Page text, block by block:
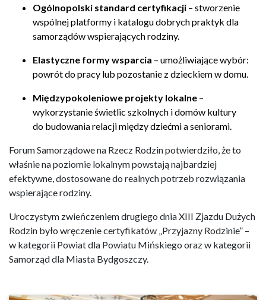
Ogólnopolski standard certyfikacji – stworzenie
wspólnej platformy i katalogu dobrych praktyk dla
samorządów wspierających rodziny.
Elastyczne formy wsparcia – umożliwiające wybór:
powrót do pracy lub pozostanie z dzieckiem w domu.
Międzypokoleniowe projekty lokalne –
wykorzystanie świetlic szkolnych i domów kultury
do budowania relacji między dziećmi a seniorami.
Forum Samorządowe na Rzecz Rodzin potwierdziło, że to
właśnie na poziomie lokalnym powstają najbardziej
efektywne, dostosowane do realnych potrzeb rozwiązania
wspierające rodziny.
Uroczystym zwieńczeniem drugiego dnia XIII Zjazdu Dużych
Rodzin było wręczenie certyfikatów „Przyjazny Rodzinie” –
w kategorii Powiat dla Powiatu Mińskiego oraz w kategorii
Samorząd dla Miasta Bydgoszczy.